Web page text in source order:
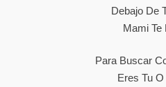
Debajo De
Mami Te
Para Buscar
Eres Tu